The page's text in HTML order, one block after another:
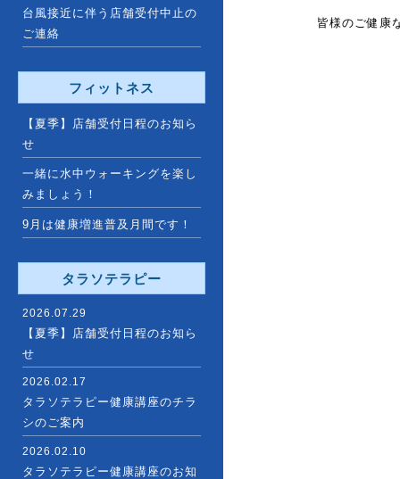
皆様のご健康
台風接近に伴う店舗受付中止の
ご連絡
フィットネス
【夏季】店舗受付日程のお知ら
せ
一緒に水中ウォーキングを楽し
みましょう！
9月は健康増進普及月間です！
タラソテラピー
2026.07.29
【夏季】店舗受付日程のお知ら
せ
2026.02.17
タラソテラピー健康講座のチラ
シのご案内
2026.02.10
タラソテラピー健康講座のお知